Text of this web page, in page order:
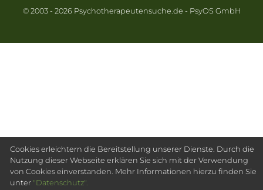
© 2003 - 2026 Psychotherapeutensuche.de - PsyOS GmbH
Cookies erleichtern die Bereitstellung unserer Dienste. Durch die
Nutzung dieser Webseite erklären Sie sich mit der Verwendung
von Cookies einverstanden. Mehr Informationen hierzu finden Sie
unter "Datenschutz".